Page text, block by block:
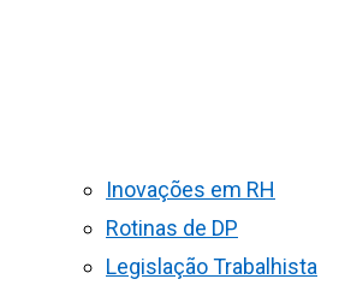
Inovações em RH
Rotinas de DP
Legislação Trabalhista